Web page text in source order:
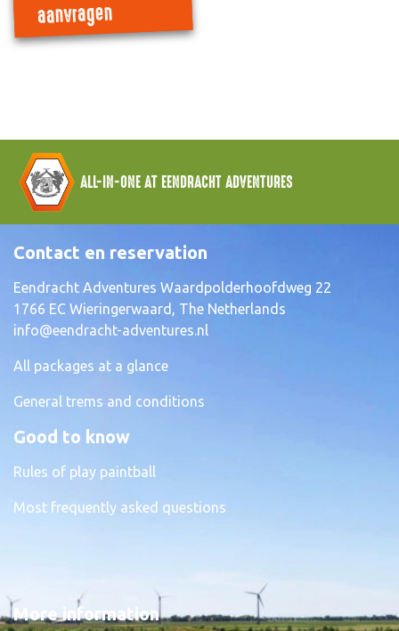
aanvragen
ALL-IN-ONE AT EENDRACHT ADVENTURES
Contact en reservation
Eendracht Adventures Waardpolderhoofdweg 22
1766 EC Wieringerwaard, The Netherlands
info@eendracht-adventures.nl
All packages at a glance
General trems and conditions
Good to know
Rules of play paintball
Most frequently asked questions
More information